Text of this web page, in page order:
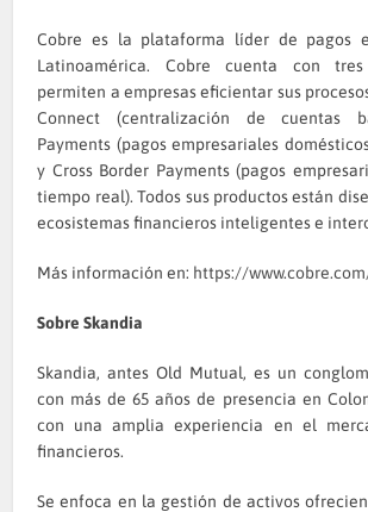
Cobre es la plataforma líder de pagos
Latinoamérica. Cobre cuenta con
permiten a empresas eficientar sus
Connect (centralización de cuentas
Payments (pagos empresariales
y Cross Border Payments (pagos
tiempo real). Todos sus productos están
ecosistemas financieros inteligentes e
Más información en: https://
Sobre Skandia
Skandia, antes Old Mutual, es un
con más de 65 años de presencia en
con una amplia experiencia en el
financieros.
Se enfoca en la gestión de activos